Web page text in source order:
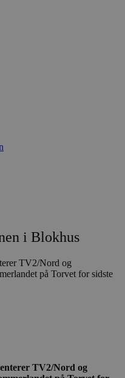
i Blokhus
TV2/Nord og
på Torvet for sidste
TV2/Nord og